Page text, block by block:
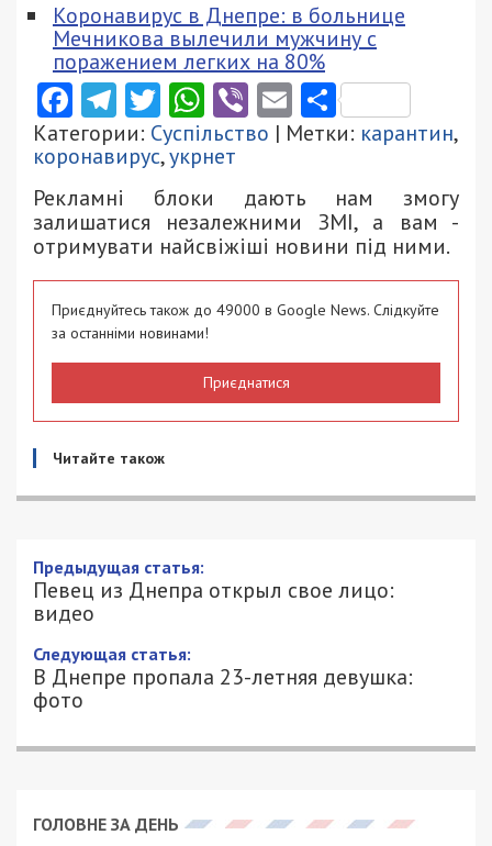
Коронавирус в Днепре: в больнице
Мечникова вылечили мужчину с
поражением легких на 80%
Facebook
Telegram
Twitter
WhatsApp
ViberEmail
Категории: Суспільство | Метки: карантин,
коронавирус,укрнет
Рекламні блоки дають нам змогу
залишатися незалежними ЗМІ, а вам -
отримувати найсвіжіші новини під ними.
Приєднуйтесь також до 49000 в Google News. Слідкуйте
за останніми новинами!
Приєднатися
Читайте також
Предыдущая статья:
Певец из Днепра открыл свое лицо:
видео
Следующая статья:
В Днепре пропала 23-летняя девушка:
фото
ГОЛОВНЕ ЗА ДЕНЬ